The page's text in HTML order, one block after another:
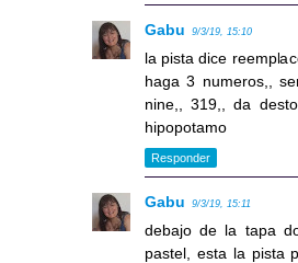
Gabu 9/3/19, 15:10
la pista dice
haga 3 numeros,,
nine,, 319,, da
hipopotamo
Responder
Gabu 9/3/19, 15:11
debajo de la tapa
pastel, esta la pista